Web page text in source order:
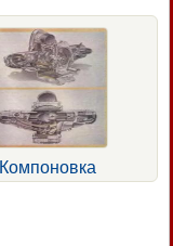
Компоновка